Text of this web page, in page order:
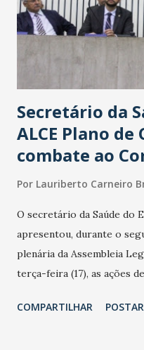
Secretário da
ALCE Plano
combate ao
Por Lauriberto Carneiro
O secretário da Saúde do
apresentou, durante o
plenária da Assembleia
terça-feira (17), as ações
adotadas pelo Governo do
COMPARTILHAR